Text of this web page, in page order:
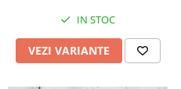
IN STOC
VEZI VARIANTE